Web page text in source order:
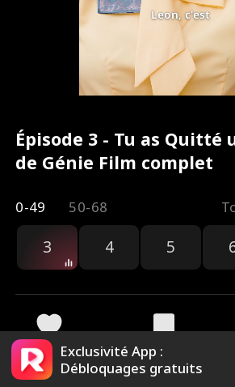
Leon, c'est
Épisode 3 - Tu as Quitté
de Génie Film complet
0-49 50-68
3 4 5
1.6k 15.3k
Exclusivité App :
Débloquages gratuits